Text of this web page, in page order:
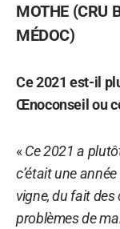
MOTHE (CRU
MÉDOC)
Ce 2021 est-il
Œnoconseil ou
«Ce 2021 a
c’était une
vigne, du fait
problèmes de